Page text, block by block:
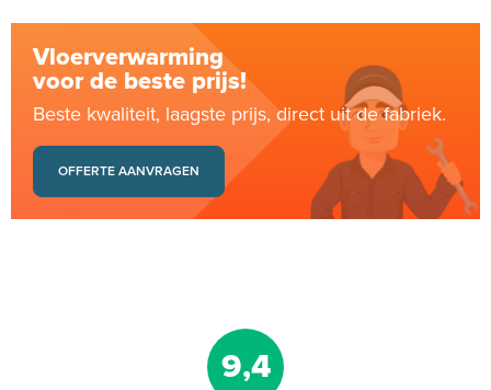
Vloerverwarming
voor de beste prijs!
Beste kwaliteit, laagste prijs, direct uit de fabriek.
OFFERTE AANVRAGEN
9,4